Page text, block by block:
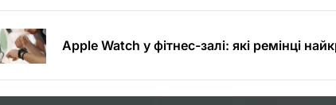
Apple Watch у фітнес-залі: які ремінці
Фактори, що впливають на вартість
Кримінальний адвокат: професійна